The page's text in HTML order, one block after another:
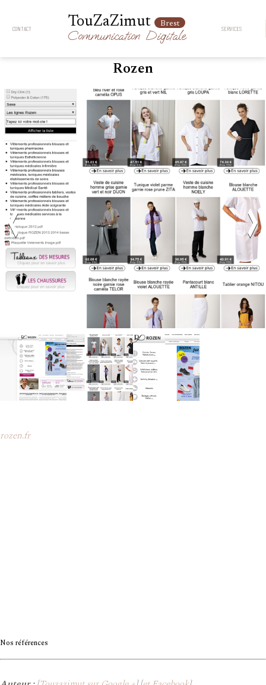
CONTACT TouZaZimut Brest
Communication Digitale SERVICES
Rozen
rozen.fr
Nos références